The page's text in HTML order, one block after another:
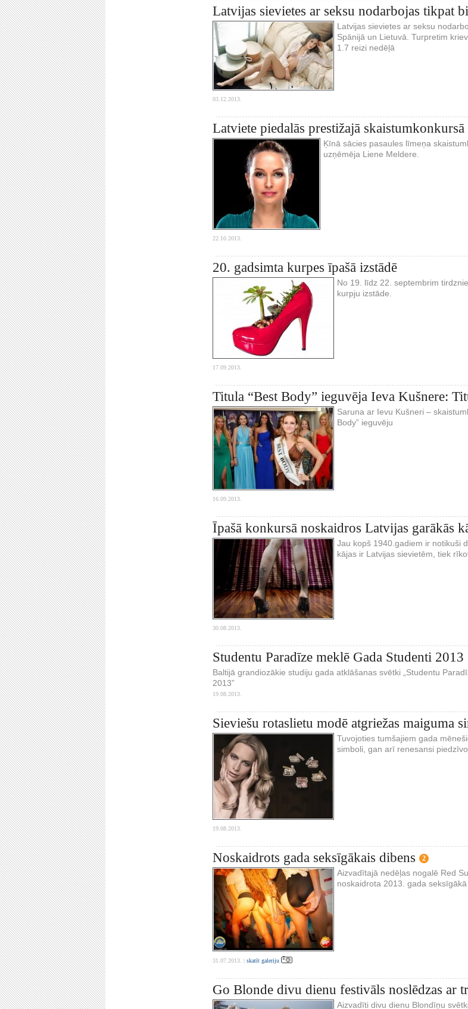
Latvijas sievietes ar seksu nodarbojas tikpat
Latvijas sievietes ar seksu
Spānijā un Lietuvā. Turpretim
1.7 reizi nedēļā
03.12.2013.
Latviete piedalās prestižajā
Ķīnā sācies pasaules līmeņa
uzņēmēja Liene Meldere.
22.10.2013.
20. gadsimta kurpes īpašā izstādē
No 19. līdz 22. septembrim
kurpju izstāde.
17.09.2013.
Titula “Best Body” ieguvēja Ieva Kušnere:
Saruna ar Ievu Kušneri –
Body” ieguvēju
16.09.2013.
Īpašā konkursā noskaidros Latvijas garākās
Jau kopš 1940.gadiem ir notikuši
kājas ir Latvijas sievietēm, tiek
30.08.2013.
Studentu Paradīze meklē Gada Studenti 2013
Baltijā grandiozākie studiju gada atklāšanas svētki „Studentu
2013”
19.08.2013.
Sieviešu rotaslietu modē atgriežas maiguma
Tuvojoties tumšajiem gada
simboli, gan arī renesansi
19.08.2013.
Noskaidrots gada seksīgākais dibens 2
Aizvadītajā nedēļas nogalē Red
noskaidrota 2013. gada
31.07.2013. | skatīt galeriju
Go Blonde divu dienu festivāls noslēdzas ar
Aizvadīti divu dienu Blondīņu